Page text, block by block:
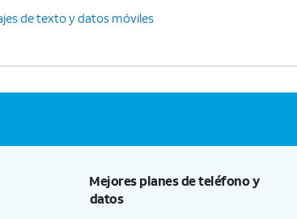
de texto y datos móviles
Mejores planes de teléfono y
datos